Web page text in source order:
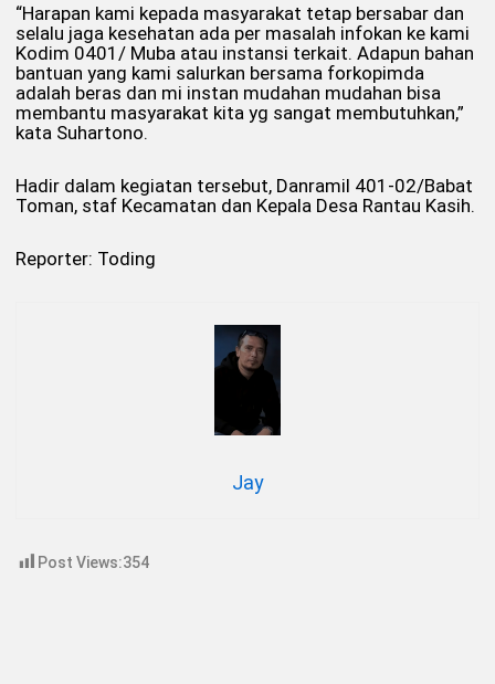
“Harapan kami kepada masyarakat tetap bersabar dan
selalu jaga kesehatan ada per masalah infokan ke kami
Kodim 0401/ Muba atau instansi terkait. Adapun bahan
bantuan yang kami salurkan bersama forkopimda
adalah beras dan mi instan mudahan mudahan bisa
membantu masyarakat kita yg sangat membutuhkan,”
kata Suhartono.
Hadir dalam kegiatan tersebut, Danramil 401-02/Babat
Toman, staf Kecamatan dan Kepala Desa Rantau Kasih.
Reporter: Toding
Jay
Post Views:354